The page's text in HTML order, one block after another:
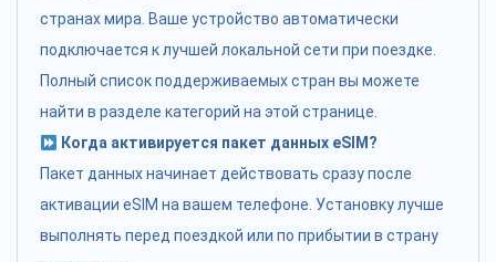
странах мира. Ваше устройство автоматически
подключается к лучшей локальной сети при поездке.
Полный список поддерживаемых стран вы можете
найти в разделе категорий на этой странице.
Когда активируется пакет данных eSIM?
Пакет данных начинает действовать сразу после
активации eSIM на вашем телефоне. Установку лучше
выполнять перед поездкой или по прибытии в страну